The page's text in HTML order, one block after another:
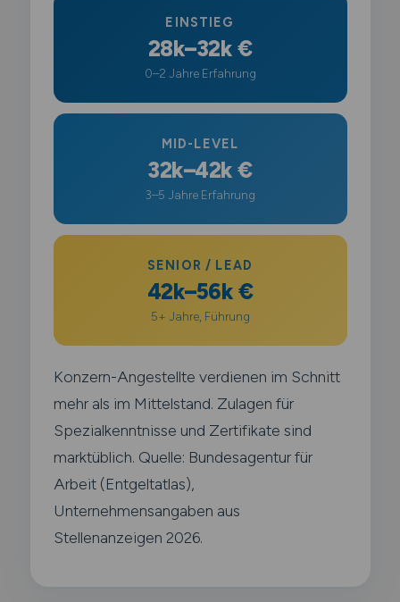
EINSTIEG
28k–32k €
0–2 Jahre Erfahrung
MID-LEVEL
32k–42k €
3–5 Jahre Erfahrung
SENIOR / LEAD
42k–56k €
5+ Jahre, Führung
Konzern-Angestellte verdienen im Schnitt
mehr als im Mittelstand. Zulagen für
Spezialkenntnisse und Zertifikate sind
marktüblich. Quelle: Bundesagentur für
Arbeit (Entgeltatlas),
Unternehmensangaben aus
Stellenanzeigen 2026.